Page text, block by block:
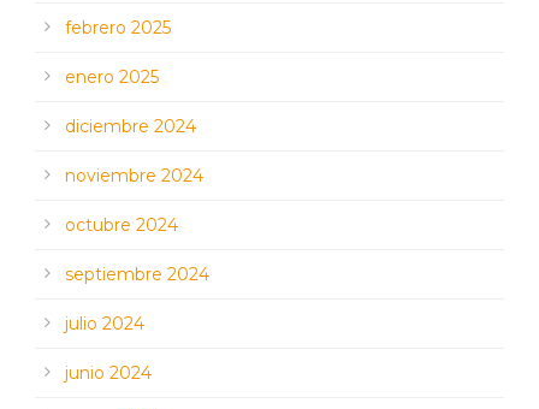
febrero 2025
enero 2025
diciembre 2024
noviembre 2024
octubre 2024
septiembre 2024
julio 2024
junio 2024